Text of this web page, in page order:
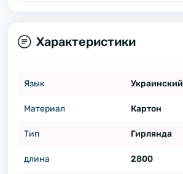
Характеристики
Язык Украинский
Материал Картон
Тип Гирлянда
длина 2800